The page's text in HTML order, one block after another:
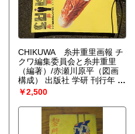
CHIKUWA 糸井重里画報 チ
クワ編集委員会と糸井重里
（編著）/赤瀬川原平（図画
構成） 出版社 学研 刊行年 昭
和60
￥2,500